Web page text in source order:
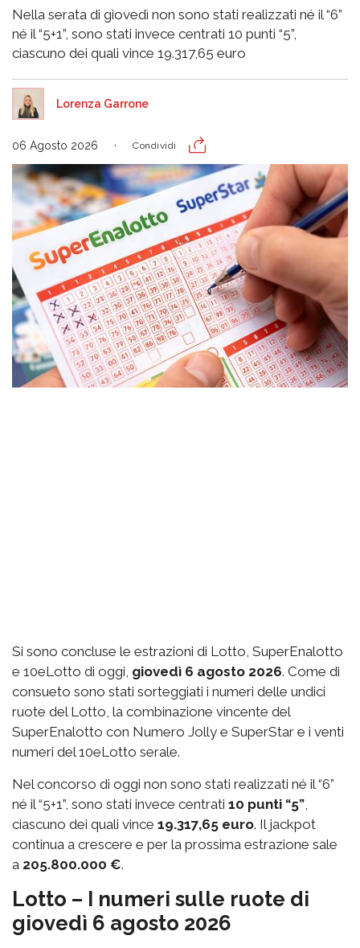
Nella serata di giovedì non sono stati realizzati né il “6”
né il “5+1”, sono stati invece centrati 10 punti “5”,
ciascuno dei quali vince 19.317,65 euro
Lorenza Garrone
06 Agosto 2026 Condividi
Si sono concluse le estrazioni di Lotto, SuperEnalotto
e 10eLotto di oggi, giovedì 6 agosto 2026. Come di
consueto sono stati sorteggiati i numeri delle undici
ruote del Lotto, la combinazione vincente del
SuperEnalotto con Numero Jolly e SuperStar e i venti
numeri del 10eLotto serale.
Nel concorso di oggi non sono stati realizzati né il “6”
né il “5+1”, sono stati invece centrati 10 punti “5”,
ciascuno dei quali vince 19.317,65 euro. Il jackpot
continua a crescere e per la prossima estrazione sale
a 205.800.000 €.
Lotto – I numeri sulle ruote di
giovedì 6 agosto 2026